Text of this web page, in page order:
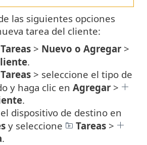
las siguientes opciones
tarea del cliente:
Tareas > Nuevo o Agregar >
.
Tareas > seleccione el tipo de
y haga clic en Agregar >
.
dispositivo de destino en
y seleccione Tareas >
.